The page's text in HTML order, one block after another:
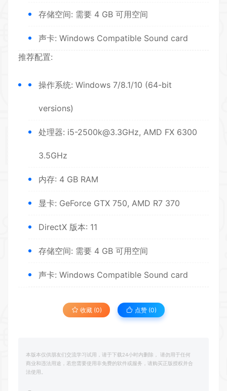
存储空间: 需要 4 GB 可用空间
声卡: Windows Compatible Sound card
推荐配置:
操作系统: Windows 7/8.1/10 (64-bit
versions)
处理器: i5-2500k@3.3GHz, AMD FX 6300
3.5GHz
内存: 4 GB RAM
显卡: GeForce GTX 750, AMD R7 370
DirectX 版本: 11
存储空间: 需要 4 GB 可用空间
声卡: Windows Compatible Sound card
收藏 (0) 点赞 (0)
本版本仅供朋友们交流学习试用，请于下载24小时内删除， 请勿用于任何
商业和违法用途，若您需要使用非免费的软件或服务，请购买正版授权并合
法使用。